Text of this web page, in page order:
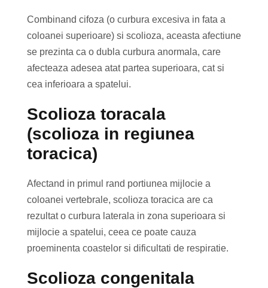
Combinand cifoza (o curbura excesiva in fata a
coloanei superioare) si scolioza, aceasta afectiune
se prezinta ca o dubla curbura anormala, care
afecteaza adesea atat partea superioara, cat si
cea inferioara a spatelui.
Scolioza toracala
(scolioza in regiunea
toracica)
Afectand in primul rand portiunea mijlocie a
coloanei vertebrale, scolioza toracica are ca
rezultat o curbura laterala in zona superioara si
mijlocie a spatelui, ceea ce poate cauza
proeminenta coastelor si dificultati de respiratie.
Scolioza congenitala